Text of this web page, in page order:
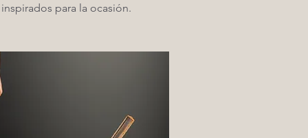
para la ocasión.